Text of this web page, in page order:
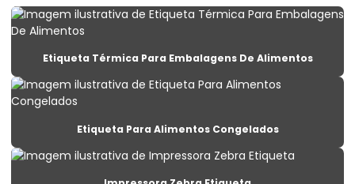
Etiqueta De Lacre Personalizada Para Embalagens
Etiqueta Lacre Para Produtos
Etiqueta Lacre Personalizada Para Embalagem
Etiqueta Térmica Para Embalagens De Alimentos
Etiqueta Para Alimentos Congelados